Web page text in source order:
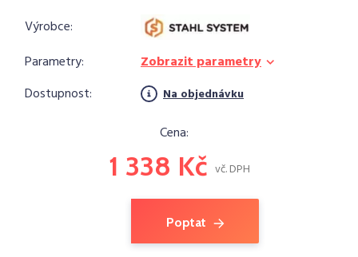
Výrobce:
Parametry:
Zobrazit parametry
Dostupnost:
Na objednávku
Cena:
1 338 Kč vč. DPH
Poptat